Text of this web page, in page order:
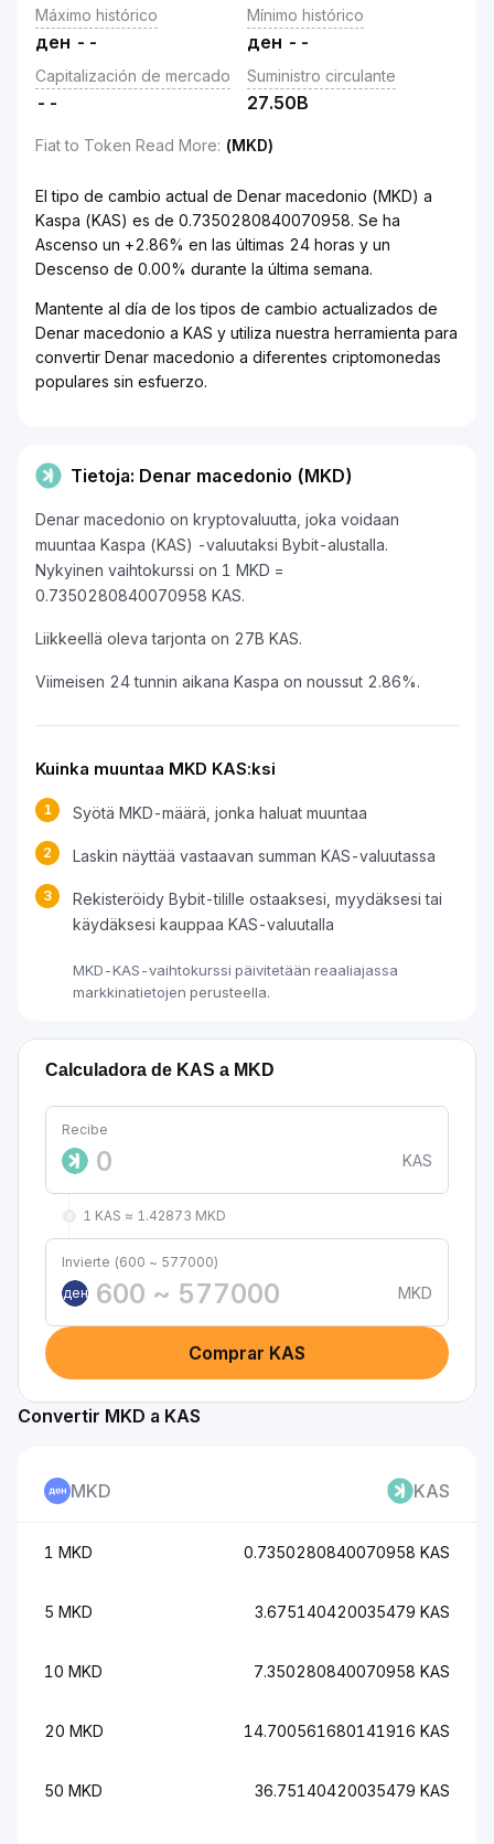
Máximo histórico
ден --
Mínimo histórico
ден --
Capitalización de mercado
--
Suministro circulante
27.50B
Fiat to Token Read More: (MKD)
El tipo de cambio actual de Denar macedonio (MKD) a
Kaspa (KAS) es de 0.7350280840070958. Se ha
Ascenso un +2.86% en las últimas 24 horas y un
Descenso de 0.00% durante la última semana.
Mantente al día de los tipos de cambio actualizados de
Denar macedonio a KAS y utiliza nuestra herramienta para
convertir Denar macedonio a diferentes criptomonedas
populares sin esfuerzo.
Tietoja: Denar macedonio (MKD)
Denar macedonio on kryptovaluutta, joka voidaan
muuntaa Kaspa (KAS) -valuutaksi Bybit-alustalla.
Nykyinen vaihtokurssi on 1 MKD =
0.7350280840070958 KAS.
Liikkeellä oleva tarjonta on 27B KAS.
Viimeisen 24 tunnin aikana Kaspa on noussut 2.86%.
Kuinka muuntaa MKD KAS:ksi
1 Syötä MKD-määrä, jonka haluat muuntaa
2 Laskin näyttää vastaavan summan KAS-valuutassa
3
Rekisteröidy Bybit-tilille ostaaksesi, myydäksesi tai
käydäksesi kauppaa KAS-valuutalla
MKD-KAS-vaihtokurssi päivitetään reaaliajassa
markkinatietojen perusteella.
Calculadora de KAS a MKD
Recibe
KAS
1 KAS ≈ 1.42873 MKD
Invierte (600 ~ 577000)
ден
MKD
Comprar KAS
Convertir MKD a KAS
MKD KAS
1 MKD 0.7350280840070958 KAS
5 MKD 3.675140420035479 KAS
10 MKD 7.350280840070958 KAS
20 MKD 14.700561680141916 KAS
50 MKD 36.75140420035479 KAS